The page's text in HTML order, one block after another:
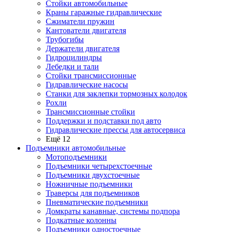
Стойки автомобильные
Краны гаражные гидравлические
Сжиматели пружин
Кантователи двигателя
Трубогибы
Держатели двигателя
Гидроцилиндры
Лебедки и тали
Стойки трансмиссионные
Гидравлические насосы
Cтанки для заклепки тормозных колодок
Рохли
Трансмиссионные стойки
Поддержки и подставки под авто
Гидравлические прессы для автосервиса
Ещё 12
Подъемники автомобильные
Мотоподъемники
Подъемники четырехстоечные
Подъемники двухстоечные
Ножничные подъемники
Траверсы для подъемников
Пневматические подъемники
Домкраты канавные, системы подпора
Подкатные колонны
Подъемники одностоечные